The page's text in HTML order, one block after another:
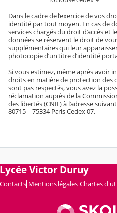
Dans le cadre de l’exercice de vos
identité par tout moyen. En cas de
services chargés du droit d’accès et
données se réservent le droit de
supplémentaires qui leur
photocopie d’un titre d’identité
Si vous estimez, même après avoir
droits en matière de protection des
sont pas respectés, vous avez la
réclamation auprès de la
des libertés (CNIL) à l’adresse
80715 – 75334 Paris Cedex 07.
Lycée Victor Duruy
Contacts Mentions légales Chartes